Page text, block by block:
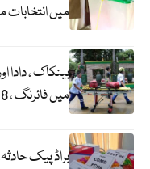
میں انتخابات
بینکاک ، دادا
میں فائرنگ ، 8 افراد ہلاک ، 14 زخمی